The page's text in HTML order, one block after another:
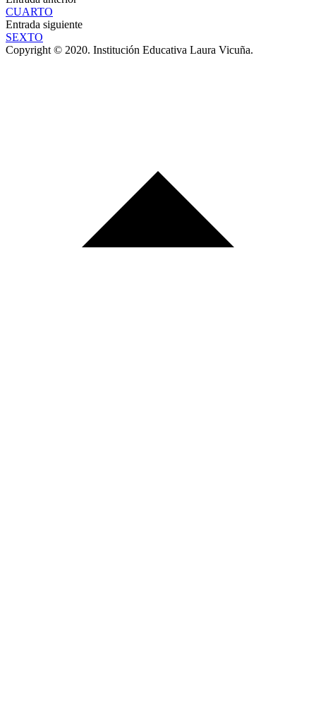
CUARTO
Entrada siguiente
SEXTO
Copyright © 2020. Institución Educativa Laura Vicuña.